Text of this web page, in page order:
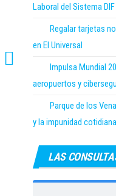
Laboral del Sistema
Regalar tarjetas
en El Universal
Impulsa Mundial
aeropuertos y
Parque de los
y la impunidad cotidiana
LAS